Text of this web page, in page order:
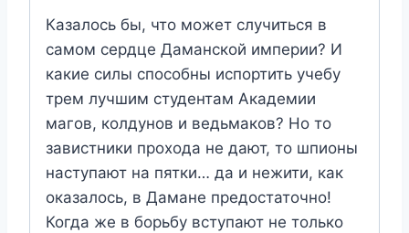
Казалось бы, что может случиться в
самом сердце Даманской империи? И
какие силы способны испортить учебу
трем лучшим студентам Академии
магов, колдунов и ведьмаков? Но то
завистники прохода не дают, то шпионы
наступают на пятки… да и нежити, как
оказалось, в Дамане предостаточно!
Когда же в борьбу вступают не только